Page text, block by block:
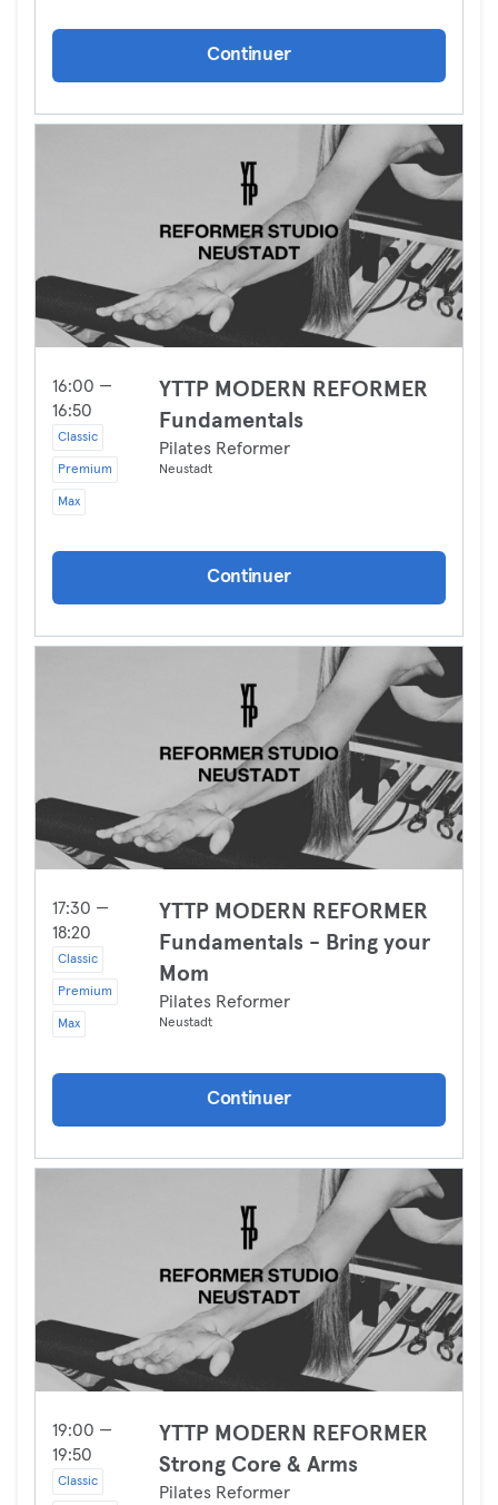
Continuer
16:00 —
16:50
Classic
Premium
Max
YTTP MODERN REFORMER
Fundamentals
Pilates Reformer
Neustadt
Continuer
17:30 —
18:20
Classic
Premium
Max
YTTP MODERN REFORMER
Fundamentals - Bring your
Mom
Pilates Reformer
Neustadt
Continuer
19:00 —
19:50
Classic
YTTP MODERN REFORMER
Strong Core & Arms
Pilates Reformer